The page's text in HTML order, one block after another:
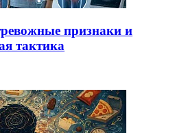
признаки и
тактика